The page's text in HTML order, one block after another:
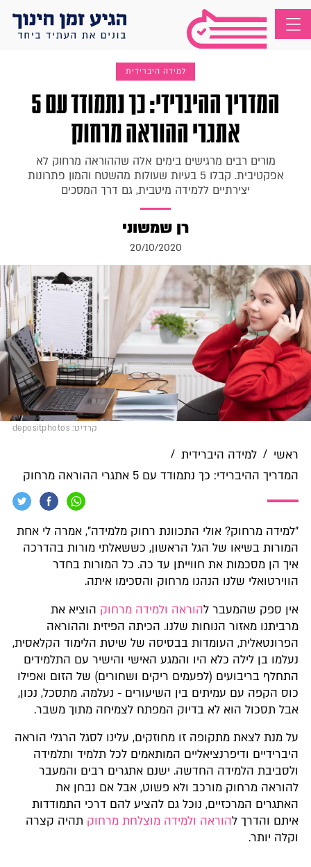
למידה היברידית
המדריך ההיברידי: כך נתמודד עם 5
אתגרי ההוראה מרחוק
מורים רבים מרגישים בימים אלה שההוראה מרחוק לא
אפקטיבית. קבלו 5 בעיות שעולות מהשטח והמון פתרונות
יצירתיים ללמידה מיטבית, גם דרך המסכים
רן שמשוני
20/10/2020
קרדיט: depositphotos
ראשי / למידה היברידית /
המדריך ההיברידי: כך נתמודד עם 5 אתגרי ההוראה מרחוק
"למידה מרחוק? אולי התכוונת רחוק מלמידה", אמרה לי אחת
המורות בשיאו של הגל הראשון, כששאלתי מורות בהדרכה
איך הן מסכמות את חווייתן עד כה. כל המורות בחדר
הווירטואלי שלנו הנהנו מרחוק והסכימו איתה.
אין ספק שהמעבר להוראה ולמידה מרחוק הוציא את
מרביתנו מאזור הנוחות שלנו. הכיתה הפיזית וההוראה
הפרונטאלית, העומדות בבסיסה של שיטת הלימוד הקלאסית,
נעלמו בן לילה כלא היו והמגע האישי והישיר עם התלמידים
התחלף בריבועים (לפעמים ריקים ושחורים) של הזום ואפילו
כוס הקפה עם עמיתים בין השיעורים - נעלמה. מתסכל, נכון,
אבל תסכול הוא לא בדיוק המפתח לצמיחה מתוך משבר.
על מנת לצאת מתקופה זו מחוזקים, עלינו לסגל הרגלי הוראה
היברידיים ודיפרנציאליים המותאמים לכל תלמיד ותלמידה
ולסביבת הלמידה החדשה. ישנם אתגרים רבים והמעבר
להוראה מרחוק מורכב ולא פשוט, אבל אם נבחן את
האתגרים המרכזיים, נוכל גם להציע להם דרכי התמודדות
איתם והדרך להוראה ולמידה מוצלחת מרחוק תהיה קצרה
וקלה יותר.